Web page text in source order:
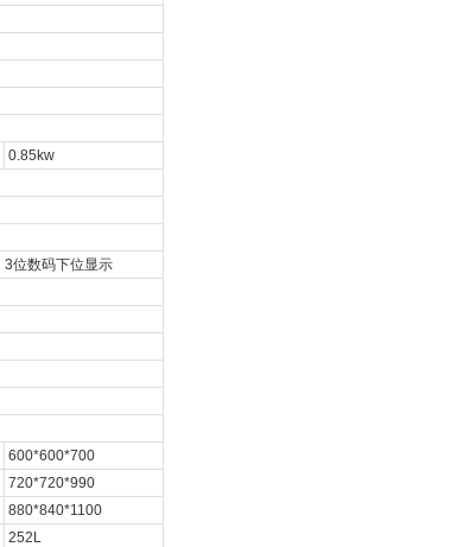
0.85kw
3位数码下位显示
600*600*700
720*720*990
880*840*1100
252L